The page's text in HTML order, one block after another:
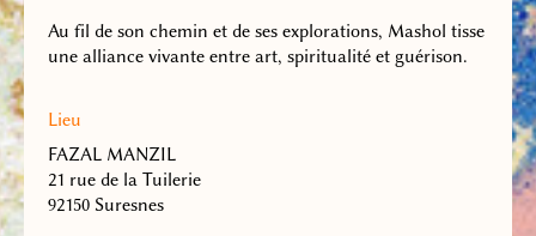
Au fil de son chemin et de ses explorations, Mashol tisse
une alliance vivante entre art, spiritualité et guérison.
Lieu
FAZAL MANZIL
21 rue de la Tuilerie
92150 Suresnes